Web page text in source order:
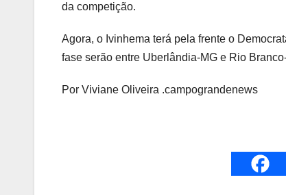
da competição.
Agora, o Ivinhema terá pela frente o
fase serão entre Uberlândia-MG e Rio
Por Viviane Oliveira .campograndenews